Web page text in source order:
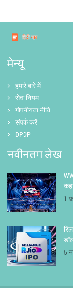
मेन्यू
हमारे बारे में
सेवा नियम
गोपनीयता नीति
संपर्क करें
DPDP
नवीनतम लेख
1
5